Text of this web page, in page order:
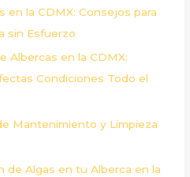
la CDMX: Consejos para
sin Esfuerzo
Albercas en la CDMX:
Condiciones Todo el
Mantenimiento y Limpieza
de Algas en tu Alberca en la